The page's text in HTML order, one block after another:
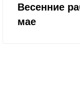
Весенние
мае